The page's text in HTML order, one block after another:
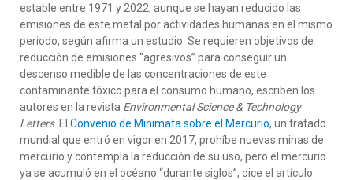
estable entre 1971 y 2022, aunque se hayan reducido las
emisiones de este metal por actividades humanas en el mismo
periodo, según afirma un estudio. Se requieren objetivos de
reducción de emisiones “agresivos” para conseguir un
descenso medible de las concentraciones de este
contaminante tóxico para el consumo humano, escriben los
autores en la revista Environmental Science & Technology
Letters. El Convenio de Minimata sobre el Mercurio, un tratado
mundial que entró en vigor en 2017, prohíbe nuevas minas de
mercurio y contempla la reducción de su uso, pero el mercurio
ya se acumuló en el océano “durante siglos”, dice el artículo.